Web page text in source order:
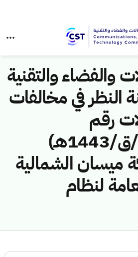
والفضاء والتقنية
النظر في مخالفات
رقم
(4374375/ق/1443هـ)
ميسان الشمالية
لنظام